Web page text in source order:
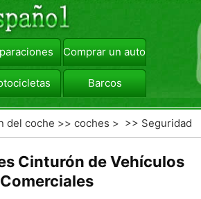
Comprar un automóvil
Barcos
del coche >>coches > >> Seguridad
Cinturón de Vehículos
Comerciales